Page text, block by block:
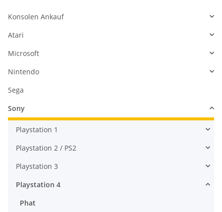
Konsolen Ankauf
Atari
Microsoft
Nintendo
Sega
Sony
Playstation 1
Playstation 2 / PS2
Playstation 3
Playstation 4
Phat